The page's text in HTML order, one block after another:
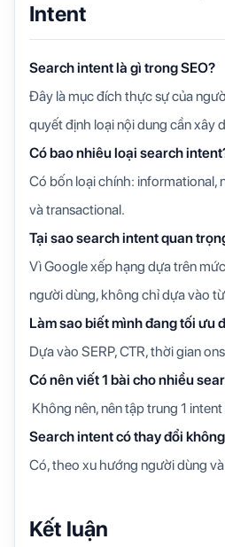
Intent
Search intent là gì trong SEO?
Đây là mục đích thực sự của
quyết định loại nội dung cần xây
Có bao nhiêu loại search
Có bốn loại chính: informational,
và transactional.
Tại sao search intent quan
Vì Google xếp hạng dựa trên
người dùng, không chỉ dựa vào
Làm sao biết mình đang tối ưu
Dựa vào SERP, CTR, thời gian
Có nên viết 1 bài cho nhiều
Không nên, nên tập trung 1
Search intent có thay đổi
Có, theo xu hướng người dùng
Kết luận